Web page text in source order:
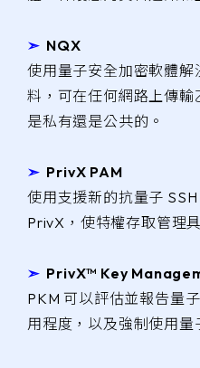
➣NQX
使用量子安全加密軟體
料，可在任何網路上傳輸
是私有還是公共的。
➣PrivX PAM
使用支援新的抗量子
PrivX，使特權存取管理
➣PrivX™ Key
PKM 可以評估並報告量
用程度，以及強制使用量